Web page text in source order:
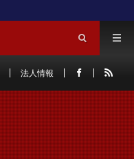
法人情報